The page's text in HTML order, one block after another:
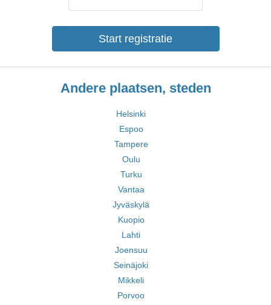
Start registratie
Andere plaatsen, steden
Helsinki
Espoo
Tampere
Oulu
Turku
Vantaa
Jyväskylä
Kuopio
Lahti
Joensuu
Seinäjoki
Mikkeli
Porvoo